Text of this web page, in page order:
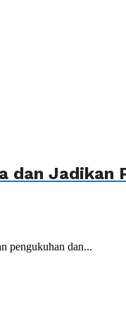
dan Jadikan
pengukuhan dan...